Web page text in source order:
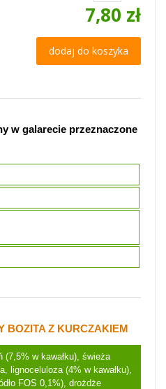
7,80 zł
dodaj do koszyka
w galarecie przeznaczone
BOZITA Z KURCZAKIEM
w kawałku), świeża
lignoceluloza (4% w kawałku),
FOS 0,1%), drożdże